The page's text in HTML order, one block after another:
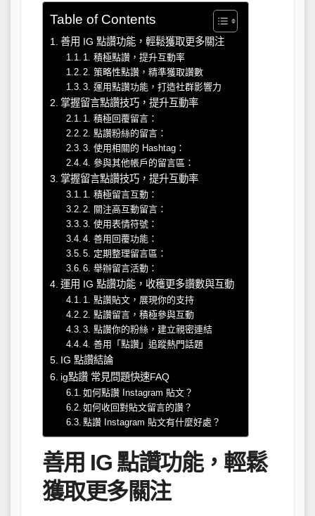
Table of Contents
善用 IG 點讚功能，輕鬆獲取更多關注
1. 積極點讚，提升互動率
2. 策略性點讚，精準獲取讚數
3. 運用點讚功能，打造社群影響力
掌握留言點讚技巧，提升互動率
1. 積極回覆留言：
2. 點讚粉絲的留言：
3. 使用相關的 Hashtag：
4. 參與其他帳戶的留言區：
掌握留言點讚技巧，提升互動率
1. 積極留言互動：
2. 關注高互動留言：
3. 使用表情符號：
4. 善用回覆功能：
5. 定期整理留言區：
6. 舉辦留言活動：
運用 IG 點讚功能，收穫更多讚數與互動
1. 點讚貼文，展現你的支持
2. 點讚留言，積極參與互動
3. 點讚你的粉絲，建立親密連結
4. 善用「點讚」追蹤熱門話題
IG 點讚結論
ig點讚 常見問題快速FAQ
如何點讚 Instagram 貼文？
如何收回對貼文留言的讚？
點讚 Instagram 貼文有什麼好處？
善用 IG 點讚功能，輕鬆
獲取更多關注